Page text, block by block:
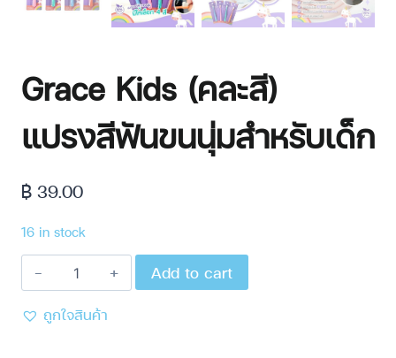
Grace Kids (คละสี)
แปรงสีฟันขนนุ่มสำหรับเด็ก
฿ 39.00
16 in stock
Add to cart
ถูกใจสินค้า